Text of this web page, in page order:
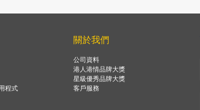
程式
關於我們
公司資料
港人港情品牌大獎
星級優秀品牌大獎
客戶服務